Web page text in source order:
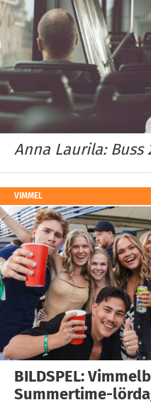
Anna Laurila: Buss
VIMMEL
BILDSPEL:
Summertime-